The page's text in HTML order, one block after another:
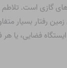
گازی است.
رفتار بسیار
فضایی، یا